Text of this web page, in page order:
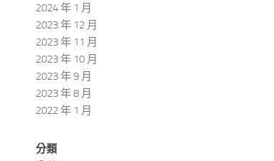
2024 年 1 月
2023 年 12 月
2023 年 11 月
2023 年 10 月
2023 年 9 月
2023 年 8 月
2022 年 1 月
分類